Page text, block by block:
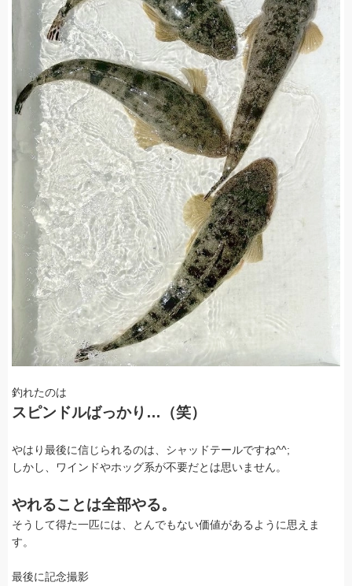
釣れたのは
スピンドルばっかり…（笑）
やはり最後に信じられるのは、シャッドテールですね^^;
しかし、ワインドやホッグ系が不要だとは思いません。
やれることは全部やる。
そうして得た一匹には、とんでもない価値があるように思えま
す。
最後に記念撮影